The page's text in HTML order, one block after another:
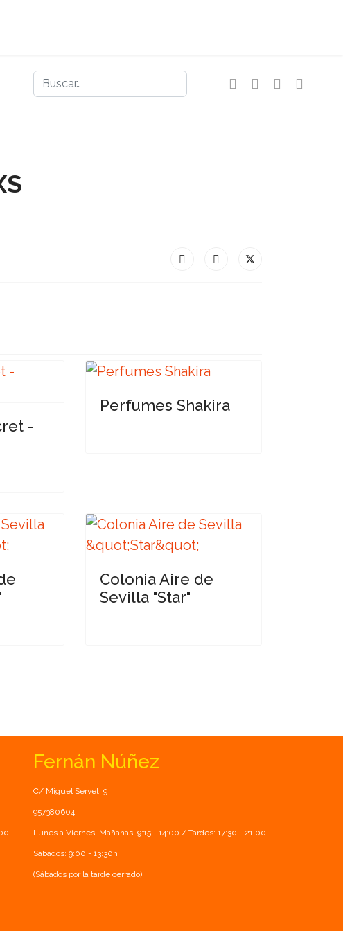
Buscar
-
Perfumes Shakira
Colonia Aire de
Sevilla "Star"
Fernán Núñez
C/ Miguel Servet, 9
957380604
Lunes a Viernes: Mañanas: 9:15 - 14:00 / Tardes: 17:30 - 21:00
Sábados: 9:00 - 13:30h
(Sábados por la tarde cerrado)